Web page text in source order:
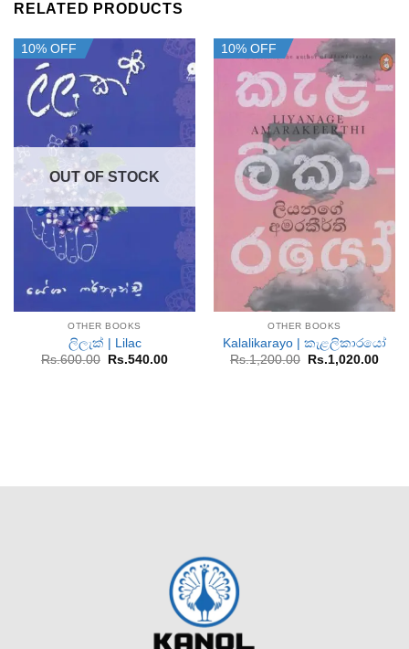
RELATED PRODUCTS
10% OFF
OUT OF STOCK
OTHER BOOKS
ලිලැක් | Lilac
Rs.600.00
Original
Rs.540.00Current
10% OFF
OTHER BOOKS
Kalalikarayo | කැළලිකාරයෝ
Rs.1,200.00
Original
Rs.1,020.00